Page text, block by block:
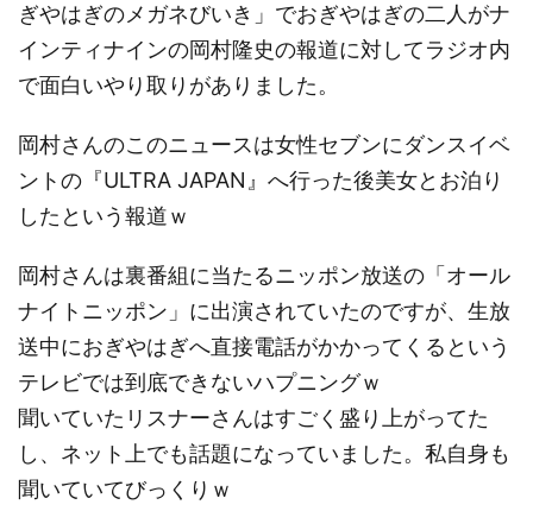
ぎやはぎのメガネびいき」でおぎやはぎの二人がナ
インティナインの岡村隆史の報道に対してラジオ内
で面白いやり取りがありました。
岡村さんのこのニュースは女性セブンにダンスイベ
ントの『ULTRA JAPAN』へ行った後美女とお泊り
したという報道ｗ
岡村さんは裏番組に当たるニッポン放送の「オール
ナイトニッポン」に出演されていたのですが、生放
送中におぎやはぎへ直接電話がかかってくるという
テレビでは到底できないハプニングｗ
聞いていたリスナーさんはすごく盛り上がってた
し、ネット上でも話題になっていました。私自身も
聞いていてびっくりｗ